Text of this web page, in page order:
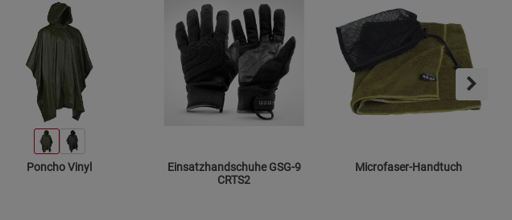
Poncho Vinyl
Einsatzhandschuhe GSG-9
CRTS2
Microfaser-Handtuch